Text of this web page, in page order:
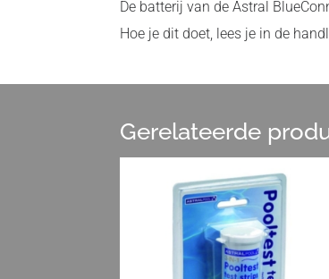
De batterij van de Astral
Hoe je dit doet, lees je in de
Gerelateerde